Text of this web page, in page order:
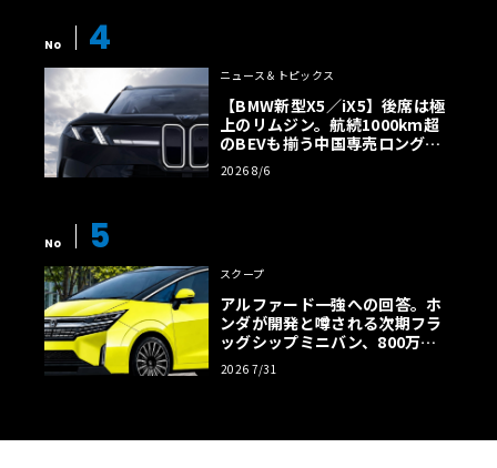
No 4
ニュース＆トピックス
【BMW新型X5／iX5】後席は極
上のリムジン。航続1000km超
のBEVも揃う中国専売ロング仕
様の全貌
2026 8/6
No 5
スクープ
アルファード一強への回答。ホ
ンダが開発と噂される次期フラ
ッグシップミニバン、800万円
超の勝算【予想CG】
2026 7/31